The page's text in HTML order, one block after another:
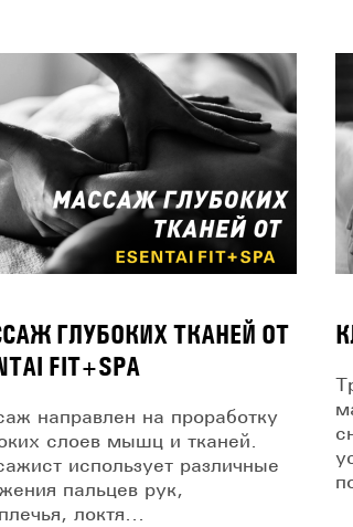
ГЛУБОКИХ ТКАНЕЙ ОТ
FIT+SPA
направлен на проработку
слоев мышц и тканей.
использует различные
пальцев рук,
локтя...